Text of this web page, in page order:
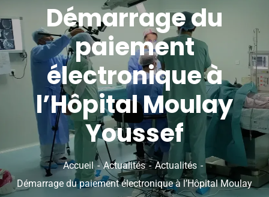
Démarrage du
paiement
électronique à
l’Hôpital Moulay
Youssef
Accueil Actualités
Actualités
Démarrage du paiement électronique à l’Hôpital Moulay